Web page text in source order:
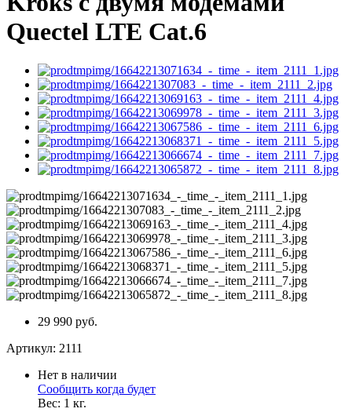
Quectel LTE Cat.6
29 990 руб.
Артикул: 2111
Нет в наличии
Сообщить когда будет
Вес: 1 кг.